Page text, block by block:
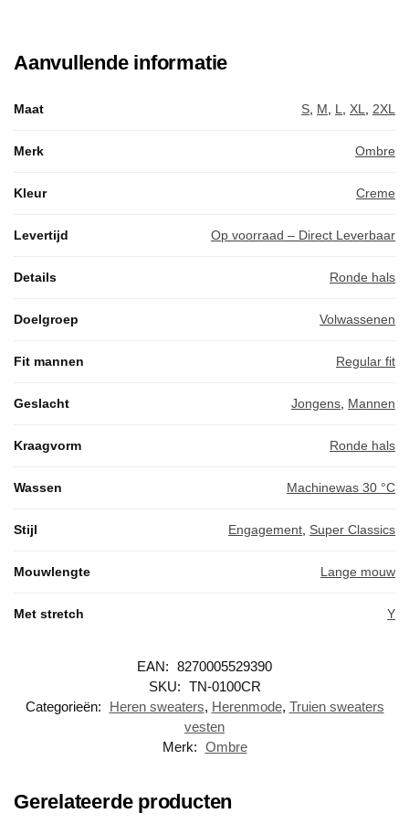
Aanvullende informatie
Maat S, M, L, XL, 2XL
Merk Ombre
Kleur Creme
Levertijd Op voorraad – Direct Leverbaar
Details Ronde hals
Doelgroep Volwassenen
Fit mannen Regular fit
Geslacht Jongens, Mannen
Kraagvorm Ronde hals
Wassen Machinewas 30 °C
Stijl Engagement, Super Classics
Mouwlengte Lange mouw
Met stretch Y
EAN: 8270005529390
SKU: TN-0100CR
Categorieën:
Heren sweaters, Herenmode, Truien sweaters
vesten
Merk: Ombre
Gerelateerde producten